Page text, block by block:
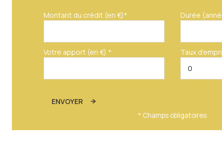
Montant du crédit (en €)* Durée
Votre apport (en €) * Taux
ENVOYER
* Champs obligatoires